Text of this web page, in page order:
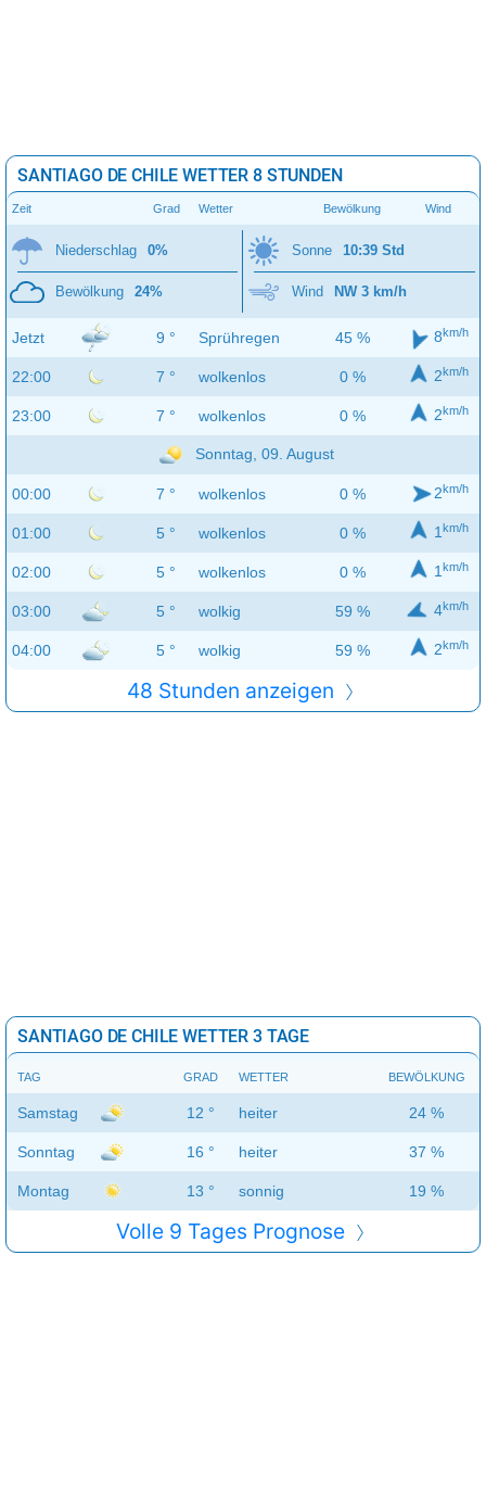
SANTIAGO DE CHILE WETTER 8 STUNDEN
Zeit Grad Wetter Bewölkung Wind
Niederschlag 0%
Bewölkung 24%
Sonne 10:39 Std
Wind NW 3 km/h
Jetzt 9 ° Sprühregen 45 % 8km/h
22:00 7 ° wolkenlos 0 % 2km/h
23:00 7 ° wolkenlos 0 % 2km/h
Sonntag, 09. August
00:00 7 ° wolkenlos 0 % 2km/h
01:00 5 ° wolkenlos 0 % 1 km/h
02:00 5 ° wolkenlos 0 % 1 km/h
03:00 5 ° wolkig 59 % 4km/h
04:00 5 ° wolkig 59 % 2km/h
48 Stunden anzeigen
SANTIAGO DE CHILE WETTER 3 TAGE
TAG GRAD WETTER BEWÖLKUNG
Samstag 12 ° heiter 24 %
Sonntag 16 ° heiter 37 %
Montag 13 ° sonnig 19 %
Volle 9 Tages Prognose